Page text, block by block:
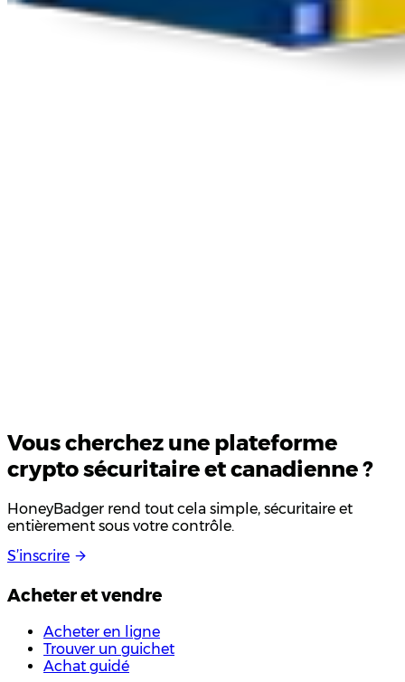
Vous cherchez une plateforme
cryptosécuritaireet canadienne ?
HoneyBadger rend tout cela simple, sécuritaire et
entièrement sous votre contrôle.
S’inscrire
Acheter et vendre
Acheter en ligne
Trouver un guichet
Achat guidé